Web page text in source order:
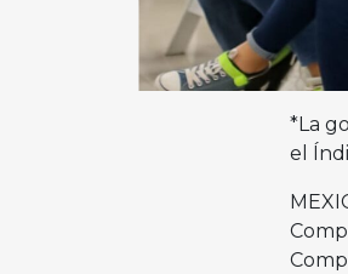
*La
el